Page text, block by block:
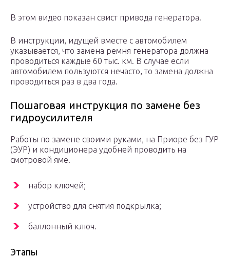
В этом видео показан свист привода генератора.
В инструкции, идущей вместе с автомобилем
указывается, что замена ремня генератора должна
проводиться каждые 60 тыс. км. В случае если
автомобилем пользуются нечасто, то замена должна
проводиться раз в два года.
Пошаговая инструкция по замене без
гидроусилителя
Работы по замене своими руками, на Приоре без ГУР
(ЭУР) и кондиционера удобней проводить на
смотровой яме.
набор ключей;
устройство для снятия подкрылка;
баллонный ключ.
Этапы